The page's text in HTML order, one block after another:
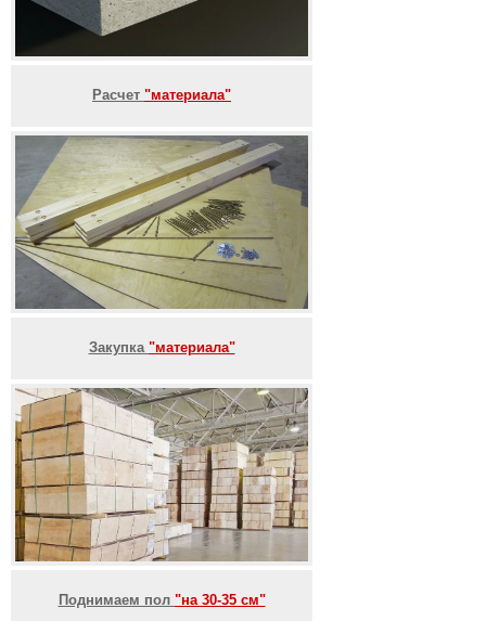
Расчет "материала"
Закупка "материала"
Поднимаем пол "на 30-35 см"